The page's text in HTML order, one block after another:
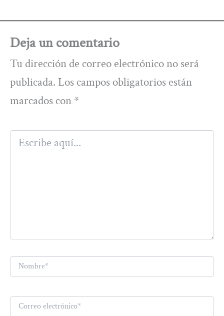
Deja un comentario
Tu dirección de correo electrónico no será
publicada. Los campos obligatorios están
marcados con *
Escribe
aquí...
Nombre*
Correo
electrónico*